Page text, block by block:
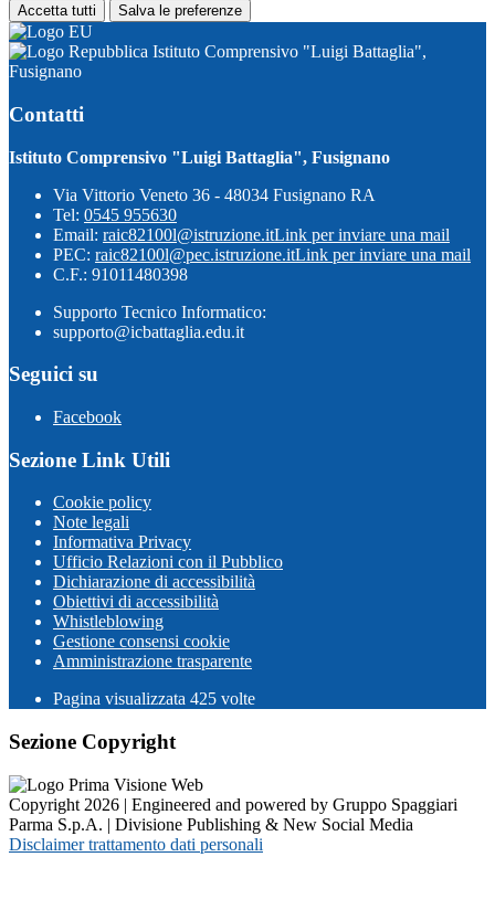
Accetta tutti Salva le preferenze
Istituto Comprensivo "Luigi Battaglia",
Fusignano
Contatti
Istituto Comprensivo "Luigi Battaglia", Fusignano
Via Vittorio Veneto 36 - 48034 Fusignano RA
Tel: 0545 955630
Email: raic82100l@istruzione.itLink per inviare una mail
PEC: raic82100l@pec.istruzione.itLink per inviare una mail
C.F.: 91011480398
Supporto Tecnico Informatico:
supporto@icbattaglia.edu.it
Seguici su
Facebook
Sezione Link Utili
Cookie policy
Note legali
Informativa Privacy
Ufficio Relazioni con il Pubblico
Dichiarazione di accessibilità
Obiettivi di accessibilità
Whistleblowing
Gestione consensi cookie
Amministrazione trasparente
Pagina visualizzata 425 volte
Sezione Copyright
Copyright 2026 | Engineered and powered by Gruppo Spaggiari
Parma S.p.A. | Divisione Publishing & New Social Media
Disclaimer trattamento dati personali